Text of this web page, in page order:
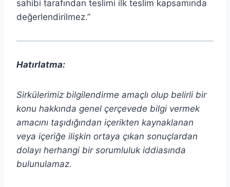
sahibi tarafından teslimi ilk teslim kapsamında
değerlendirilmez.”
Hatırlatma:
Sirkülerimiz bilgilendirme amaçlı olup belirli bir
konu hakkında genel çerçevede bilgi vermek
amacını taşıdığından içerikten kaynaklanan
veya içeriğe ilişkin ortaya çıkan sonuçlardan
dolayı herhangi bir sorumluluk iddiasında
bulunulamaz.